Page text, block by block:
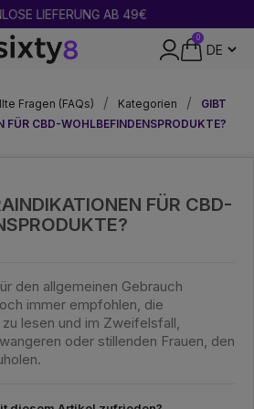
LIEFERUNG AB 49€
0
Fragen (FAQs) Kategorien
GIBT
FÜR CBD-WOHLBEFINDENSPRODUKTE?
FÜR CBD-
den allgemeinen Gebrauch
immer empfohlen, die
lesen und im Zweifelsfall,
oder stillenden Frauen, den